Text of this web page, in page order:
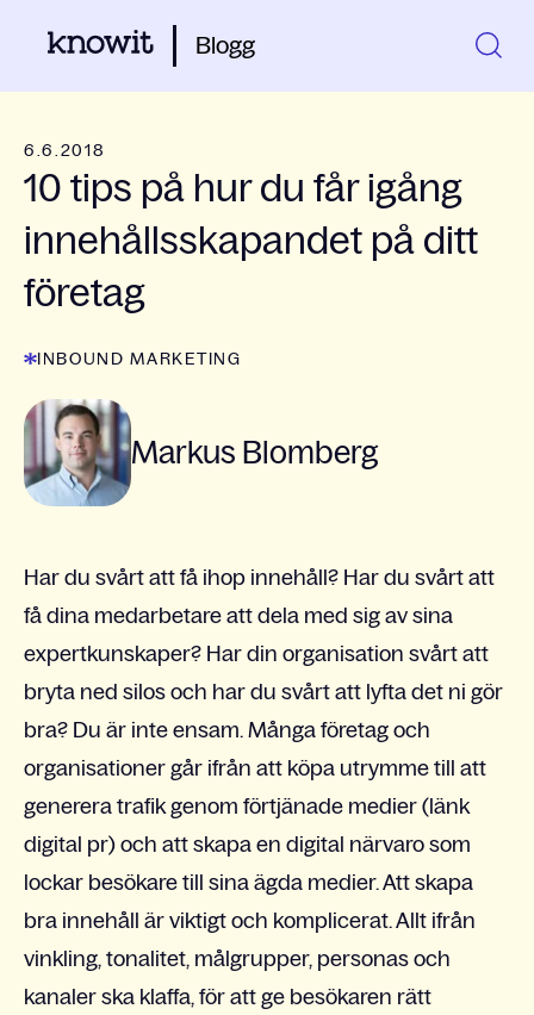
Blogg
6.6.2018
10 tips på hur du får igång
innehållsskapandet på ditt
företag
INBOUND MARKETING
Markus Blomberg
Har du svårt att få ihop innehåll? Har du svårt att
få dina medarbetare att dela med sig av sina
expertkunskaper? Har din organisation svårt att
bryta ned silos och har du svårt att lyfta det ni gör
bra? Du är inte ensam. Många företag och
organisationer går ifrån att köpa utrymme till att
generera trafik genom förtjänade medier (länk
digital pr) och att skapa en digital närvaro som
lockar besökare till sina ägda medier. Att skapa
bra innehåll är viktigt och komplicerat. Allt ifrån
vinkling, tonalitet, målgrupper, personas och
kanaler ska klaffa, för att ge besökaren rätt